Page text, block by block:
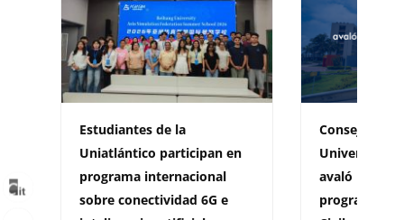
Estudiantes de la
Uniatlántico participan en
programa internacional
sobre conectividad 6G e
Consejo
Universidad
avaló la
programa